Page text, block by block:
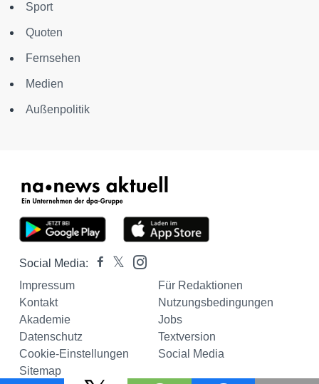
Sport
Quoten
Fernsehen
Medien
Außenpolitik
Social Media:
Impressum
Für Redaktionen
Kontakt
Nutzungsbedingungen
Akademie
Jobs
Datenschutz
Textversion
Cookie-Einstellungen
Social Media
Sitemap